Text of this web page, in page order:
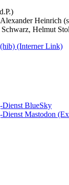
Heinrich
Helmut
(Interner Link)
BlueSky
Mastodon